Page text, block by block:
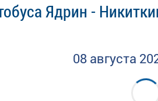
Ядрин -
08 августа